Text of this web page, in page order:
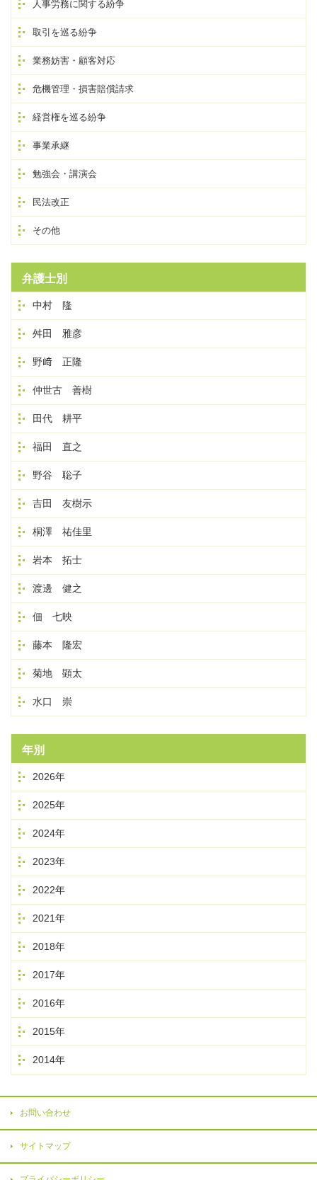
人事労務に関する紛争
取引を巡る紛争
業務妨害・顧客対応
危機管理・損害賠償請求
経営権を巡る紛争
事業承継
勉強会・講演会
民法改正
その他
弁護士別
中村 隆
舛田 雅彦
野﨑 正隆
仲世古 善樹
田代 耕平
福田 直之
野谷 聡子
吉田 友樹示
桐澤 祐佳里
岩本 拓士
渡邊 健之
佃 七映
藤本 隆宏
菊地 顕太
水口 崇
年別
2026年
2025年
2024年
2023年
2022年
2021年
2018年
2017年
2016年
2015年
2014年
お問い合わせ
サイトマップ